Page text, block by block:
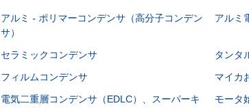
アルミ - ポリマーコンデンサ（高分子コンデン
サ）
アルミ
セラミックコンデンサ タンタ
フィルムコンデンサ マイカ
電気二重層コンデンサ（EDLC）、スーパーキ
モータ